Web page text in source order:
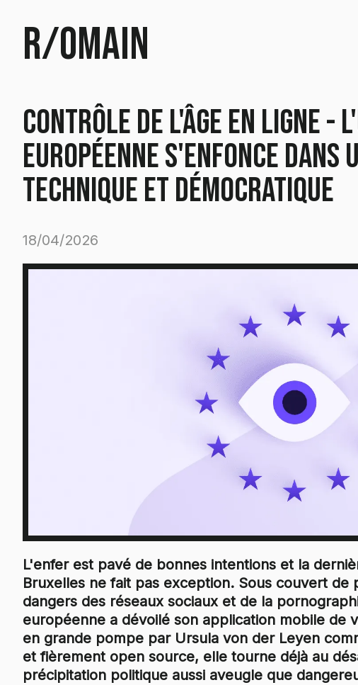
r/omain
Contrôle de l'âge en ligne -
Européenne s'enfonce dans
technique et démocratique
18/04/2026
L'enfer est pavé de bonnes intentions et la
Bruxelles ne fait pas exception. Sous couvert de
dangers des réseaux sociaux et de la
européenne a dévoilé son application mobile de
en grande pompe par Ursula von der Leyen
et fièrement open source, elle tourne déjà au
précipitation politique aussi aveugle que